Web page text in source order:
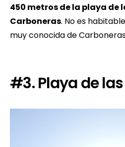
450 metros de la playa de
Carboneras. No es
muy conocida de
#3. Playa de